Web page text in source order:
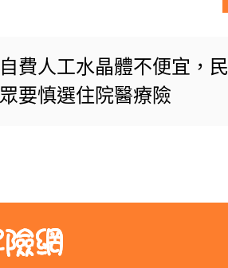
自費人工水晶體不便宜，民
眾要慎選住院醫療險